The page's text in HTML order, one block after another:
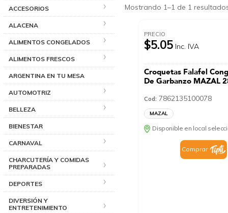
ACCESORIOS
ALACENA
ALIMENTOS CONGELADOS
ALIMENTOS FRESCOS
ARGENTINA EN TU MESA
AUTOMOTRIZ
BELLEZA
BIENESTAR
CARNAVAL
CHARCUTERÍA Y COMIDAS
PREPARADAS
DEPORTES
DIVERSIÓN Y
ENTRETENIMIENTO
Mostrando 1–1 de 1
PRECIO
$5.05 Inc. IVA
Croquetas Falafel
De Garbanzo MAZAL
Cod: 7862135100078
MAZAL
Disponible en local
Comprar